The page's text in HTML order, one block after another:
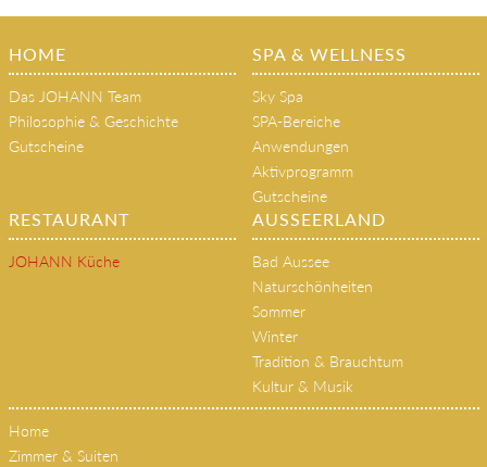
HOME
Das JOHANN Team
Philosophie & Geschichte
Gutscheine
SPA & WELLNESS
Sky Spa
SPA-Bereiche
Anwendungen
Aktivprogramm
Gutscheine
RESTAURANT
JOHANN Küche
AUSSEERLAND
Bad Aussee
Naturschönheiten
Sommer
Winter
Tradition & Brauchtum
Kultur & Musik
Home
Zimmer & Suiten